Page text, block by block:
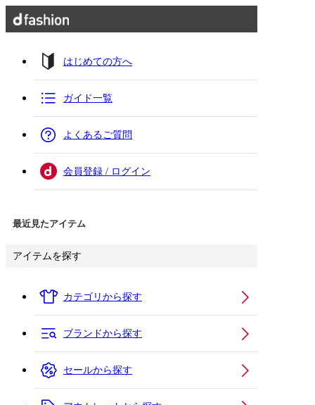
はじめての方へ
ガイド一覧
よくあるご質問
会員登録 / ログイン
最近見たアイテム
アイテムを探す
カテゴリから探す
ブランドから探す
セールから探す